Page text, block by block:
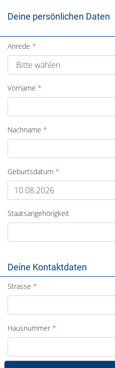
Deine persönlichen Daten
Anrede
Vorname
Nachname
Geburtsdatum
Staatsangehörigkeit
Deine Kontaktdaten
Strasse
Hausnummer